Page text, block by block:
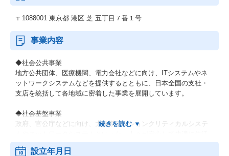
〒1088001 東京都 港区 芝 五丁目７番１号
事業内容
◆社会公共事業
地方公共団体、医療機関、電力会社などに向け、ITシステムやネ
ットワークシステムなどを提供するとともに、日本全国の支社・
支店を統括して各地域に密着した事業を展開しています。
◆社会基盤事業
政府、官公庁などに向け、大規模ミッションクリティカルシステ
できるための社会インフラを提供しています。
設立年月日